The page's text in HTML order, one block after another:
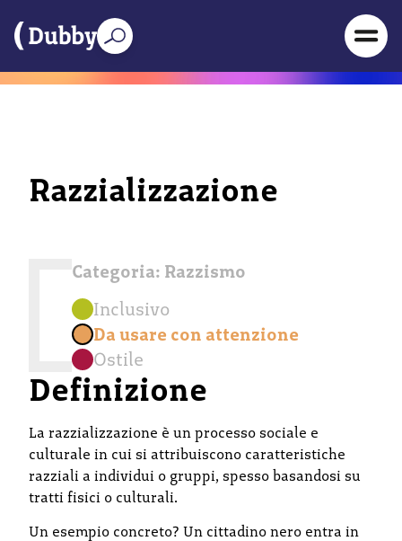
Razzializzazione
Categoria: Razzismo
Inclusivo
Da usare con attenzione
Ostile
Definizione
La razzializzazione è un processo sociale e
culturale in cui si attribuiscono caratteristiche
razziali a individui o gruppi, spesso basandosi su
tratti fisici o culturali.
Un esempio concreto? Un cittadino nero entra in